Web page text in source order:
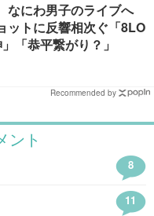
なにわ男子のライブへ
ットに反響相次ぐ「8LO
「恭平繋がり？」
Recommended by